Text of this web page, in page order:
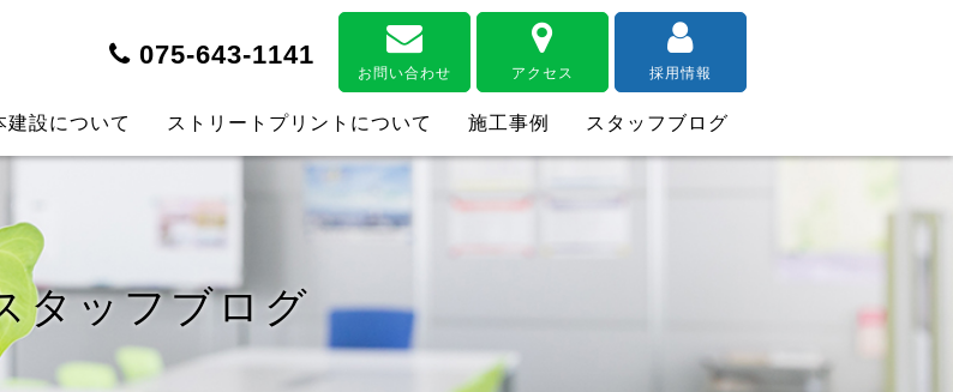
075-643-1141
お問い合わせ アクセス 採用情報
建設について ストリートプリントについて 施工事例 スタッフブログ
タッフブログ